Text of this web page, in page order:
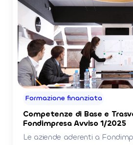
Formazione finanziata
Competenze di Base e
Fondimpresa Avviso 1/2025
Le aziende aderenti a